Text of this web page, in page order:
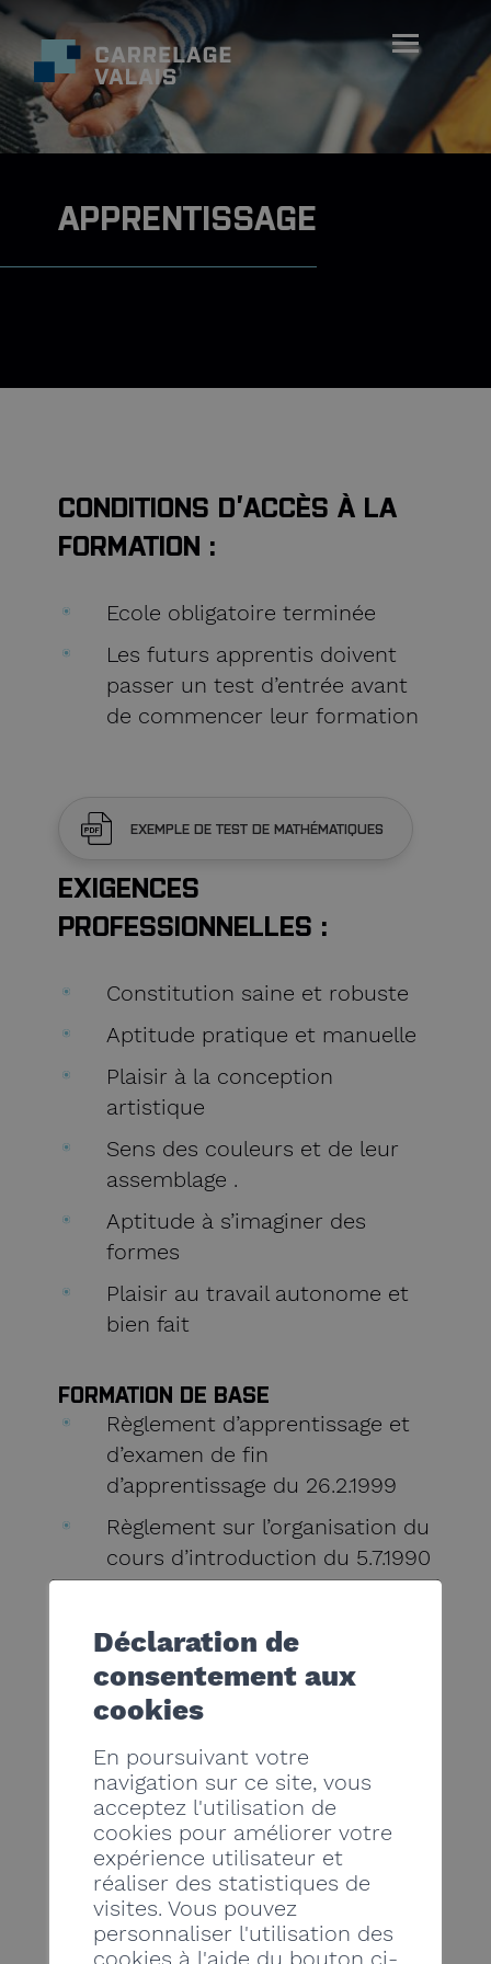
APPRENTISSAGE
CONDITIONS D’ACCÈS À LA
FORMATION :
Ecole obligatoire terminée
Les futurs apprentis doivent
passer un test d’entrée avant
de commencer leur formation
EXEMPLE DE TEST DE MATHÉMATIQUES
EXIGENCES
PROFESSIONNELLES :
Constitution saine et robuste
Aptitude pratique et manuelle
Plaisir à la conception
artistique
Sens des couleurs et de leur
assemblage .
Aptitude à s’imaginer des
formes
Plaisir au travail autonome et
bien fait
FORMATION DE BASE
Règlement d’apprentissage et
d’examen de fin
d’apprentissage du 26.2.1999
Règlement sur l’organisation du
cours d’introduction du 5.7.1990
FORMATION PRATIQUE
Dans une entreprise de carrelage,
d’introduction au Centre de
Formation Professionnelle de Sion
FORMATION THÉORIQUE:
1 jour par semaine au CFPS
Branches :
Déclaration de
consentement aux
cookies
En poursuivant votre
navigation sur ce site, vous
acceptez l'utilisation de
cookies pour améliorer votre
expérience utilisateur et
réaliser des statistiques de
visites. Vous pouvez
personnaliser l'utilisation des
cookies à l'aide du bouton ci-